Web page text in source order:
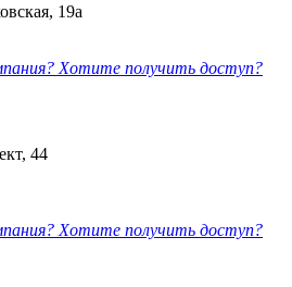
19а
Хотите получить доступ?
44
Хотите получить доступ?